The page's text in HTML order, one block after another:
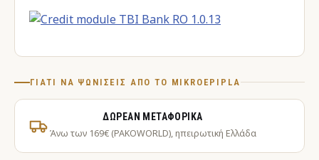
ΓΙΑΤΊ ΝΑ ΨΩΝΊΣΕΙΣ ΑΠΌ ΤΟ MIKROEPIPLA
ΔΩΡΕΆΝ ΜΕΤΑΦΟΡΙΚΆ
Άνω των 169€ (PAKOWORLD), ηπειρωτική Ελλάδα